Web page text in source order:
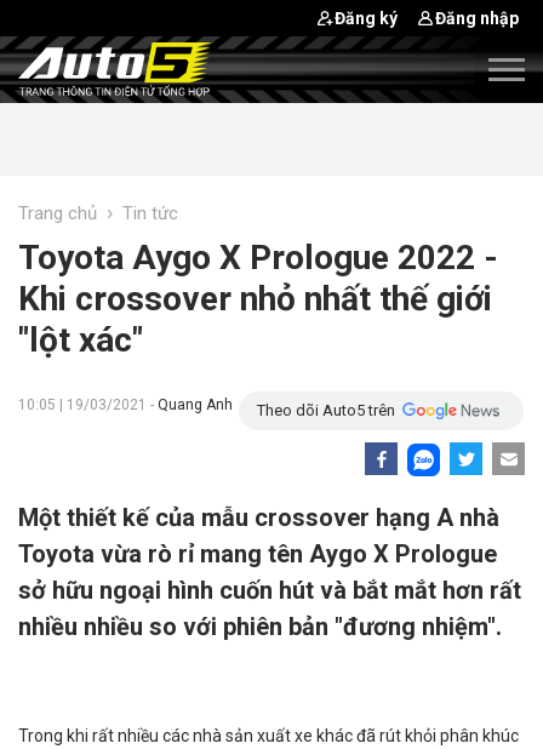
Đăng ký Đăng nhập
Trang chủ › Tin tức
Toyota Aygo X Prologue 2022 -
Khi crossover nhỏ nhất thế giới
"lột xác"
10:05 | 19/03/2021 - Quang Anh Theo dõi Auto5 trên
Một thiết kế của mẫu crossover hạng A nhà
Toyota vừa rò rỉ mang tên Aygo X Prologue
sở hữu ngoại hình cuốn hút và bắt mắt hơn rất
nhiều nhiều so với phiên bản "đương nhiệm".
Trong khi rất nhiều các nhà sản xuất xe khác đã rút khỏi phân khúc